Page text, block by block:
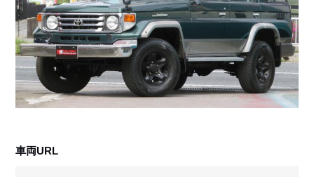
店舗問い合わせ
車両URL